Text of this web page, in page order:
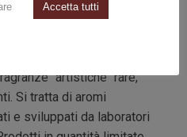
"artistiche" rare,
Si tratta di aromi
e sviluppati da laboratori
Accetta tutti